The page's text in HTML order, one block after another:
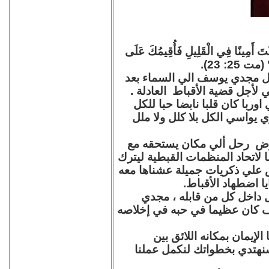
أَمِينًا فِي الْقَلِيلِ فَأُقِيمُكَ عَلَى
23).
مجدي يوسف الي السماء بعد
قضية الأقباط العادلة .
كان قلبا نابضا حبا للكل
يواسي الكل بلا كلل ولا ملل
رحل ألي مكان يستحقه مع
المنظمات القبطية ليترك
علي ذكريات جميلة عشناها معه
اضطهاد الأقباط.
داخل كل من قابله ، مجدي
عظيما في حبه في إخلاصه
بمكانه اللائق بين
بخطواتك لنكمل عملنا